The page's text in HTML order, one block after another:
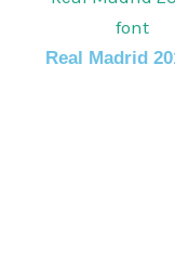
Real Madrid